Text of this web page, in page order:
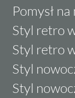
Pomysł
Styl retro
Styl retro
Styl
Styl